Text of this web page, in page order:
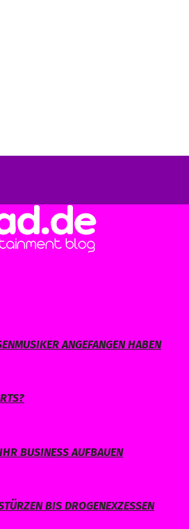
ANGEFANGEN HABEN
BUSINESS AUFBAUEN
BIS DROGENEXZESSEN